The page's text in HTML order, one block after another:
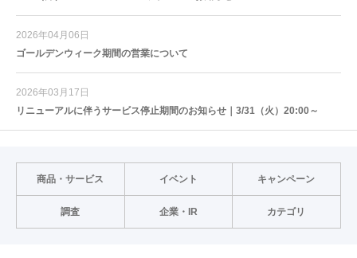
2026年04月06日
ゴールデンウィーク期間の営業について
2026年03月17日
リニューアルに伴うサービス停止期間のお知らせ｜3/31（火）20:00～
商品・サービス イベント キャンペーン
調査 企業・IR カテゴリ